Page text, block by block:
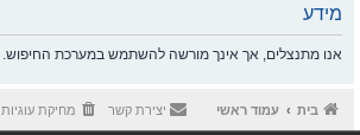
מידע
אנו מתנצלים, אך אינך מורשה להשתמש במערכת החיפוש.
בית עמוד ראשי מחיקת עוגיות יצירת קשר